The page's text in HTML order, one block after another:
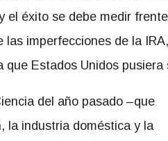
el éxito se debe medir
las imperfecciones de la
que Estados Unidos
del año pasado –que
la industria doméstica y la